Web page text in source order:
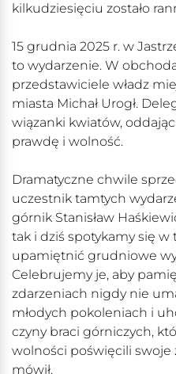
kilkudziesięciu zostało
15 grudnia 2025 r. w
to wydarzenie. W
przedstawiciele władz
miasta Michał Urogł.
wiązanki kwiatów,
prawdę i wolność.
Dramatyczne chwile
uczestnik tamtych
górnik Stanisław
tak i dziś spotykamy się w
upamiętnić grudniowe
Celebrujemy je, aby
zdarzeniach nigdy nie
młodych pokoleniach i
czyny braci górniczych,
wolności poświęcili swoje
mówił.